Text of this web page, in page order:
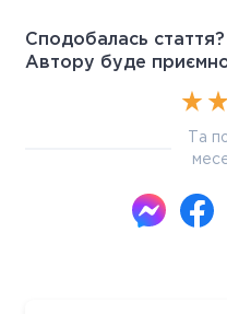
Сподобалась стаття?
Автору буде
Та